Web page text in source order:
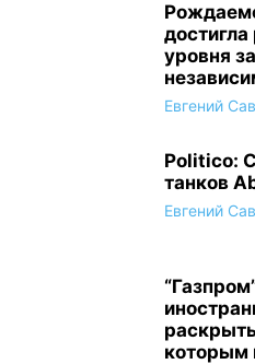
уровня
Евгений
Politico:
танков
Евгений
которым